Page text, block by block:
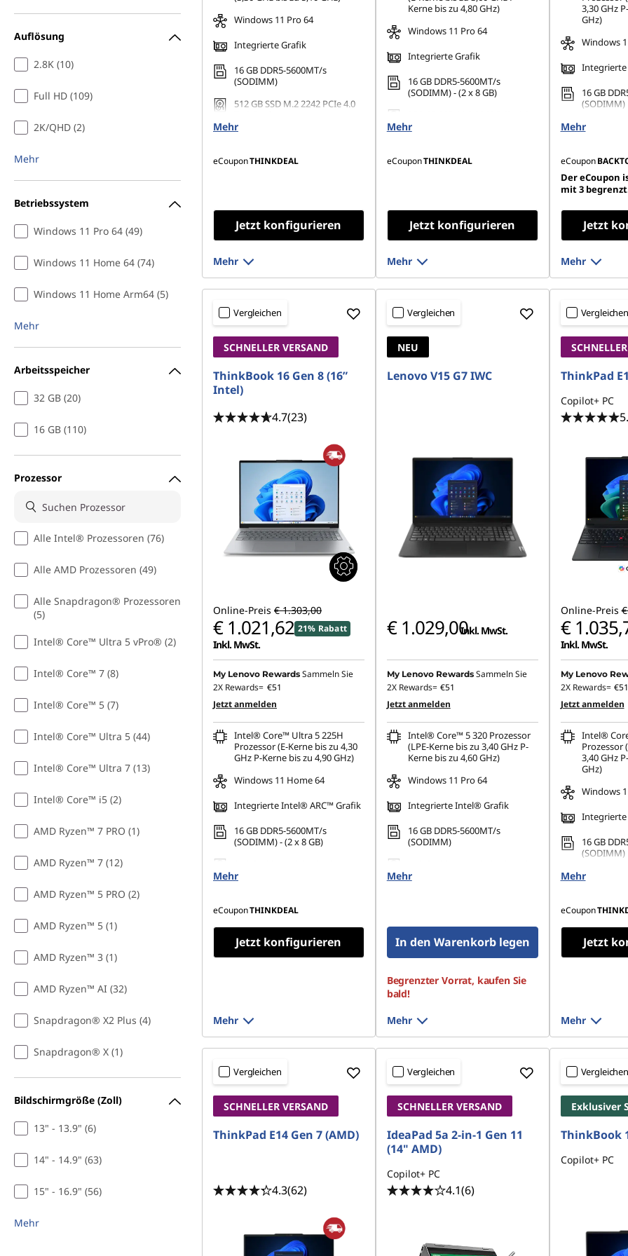
w
N
Auflösung
2.8K (10)
Full HD (109)
2K/QHD (2)
Mehr
Betriebssystem
Windows 11 Pro 64 (49)
Windows 11 Home 64 (74)
Windows 11 Home Arm64 (5)
Mehr
Arbeitsspeicher
32 GB (20)
16 GB (110)
Prozessor
Alle Intel® Prozessoren (76)
Alle AMD Prozessoren (49)
Alle Snapdragon® Prozessoren
(5)
Intel® Core™ Ultra 5 vPro® (2)
Intel® Core™ 7 (8)
Intel® Core™ 5 (7)
Intel® Core™ Ultra 5 (44)
Intel® Core™ Ultra 7 (13)
Intel® Core™ i5 (2)
AMD Ryzen™ 7 PRO (1)
AMD Ryzen™ 7 (12)
AMD Ryzen™ 5 PRO (2)
AMD Ryzen™ 5 (1)
AMD Ryzen™ 3 (1)
AMD Ryzen™ AI (32)
Snapdragon® X2 Plus (4)
Snapdragon® X (1)
Bildschirmgröße (Zoll)
13" - 13.9" (6)
14" - 14.9" (63)
15" - 16.9" (56)
Mehr
Windows 11 Pro 64
Integrierte Grafik
16 GB DDR5-5600MT/s
(SODIMM)
512 GB SSD M.2 2242 PCIe 4.0
Mehr
eCouponTHINKDEAL
Jetzt konfigurieren
Mehr
Kerne bis zu 4,80 GHz)
Windows 11 Pro 64
Integrierte Grafik
16 GB DDR5-5600MT/s
(SODIMM) - (2 x 8 GB)
TLC
Mehr
eCouponTHINKDEAL
Jetzt konfigurieren
Mehr
3,30 GHz
GHz)
Windows
Integrierte
16 GB
(SODIMM)
256 GB
Mehr
eCoupon
Der eCoupon
mit 3
Jetzt
Mehr
Vergleichen
SCHNELLER VERSAND
ThinkBook 16 Gen 8 (16”
Intel)
4.7(23)
Online-Preis € 1.303,00
€ 1.021,62 21% Rabatt
Inkl. MwSt.
My Lenovo Rewards Sammeln Sie
2X Rewards= €51
Jetzt anmelden
Intel® Core™ Ultra 5 225H
Prozessor (E-Kerne bis zu 4,30
GHz P-Kerne bis zu 4,90 GHz)
Windows 11 Home 64
Integrierte Intel® ARC™ Grafik
16 GB DDR5-5600MT/s
(SODIMM) - (2 x 8 GB)
TLC
Mehr
eCouponTHINKDEAL
Jetzt konfigurieren
Mehr
Vergleichen
NEU
Lenovo V15 G7 IWC
€ 1.029,00Inkl. MwSt.
My Lenovo Rewards Sammeln Sie
2X Rewards= €51
Jetzt anmelden
Intel® Core™ 5 320 Prozessor
(LPE-Kerne bis zu 3,40 GHz P-
Kerne bis zu 4,60 GHz)
Windows 11 Pro 64
Integrierte Intel® Grafik
16 GB DDR5-5600MT/s
(SODIMM)
QLC
Mehr
In den Warenkorb legen
Begrenzter Vorrat, kaufen Sie
bald!
Mehr
ThinkPad
Copilot+ PC
Online-Preis
€
Inkl. MwSt.
My Lenovo
2X Rewards= €51
Jetzt anmelden
Intel®
Prozessor
3,40 GHz
GHz)
Windows
Integrierte
16 GB
(SODIMM)
256 GB
Mehr
eCoupon
Jetzt
Mehr
Vergleichen
SCHNELLER VERSAND
ThinkPad E14 Gen 7 (AMD)
4.3(62)
Vergleichen
SCHNELLER VERSAND
IdeaPad 5a 2-in-1 Gen 11
(14" AMD)
Copilot+ PC
4.1(6)
Exklusiver
ThinkBook
Copilot+ PC